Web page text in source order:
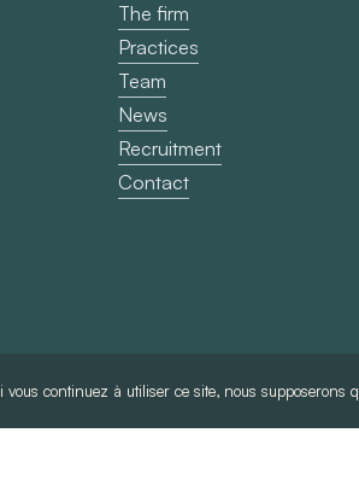
The firm
Practices
Team
News
Recruitment
Contact
continuez à utiliser ce site, nous supposerons